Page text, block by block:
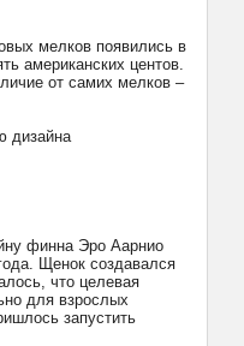
мелков появились в
американских центов.
от самих мелков –
финна Эро Аарнио
Щенок создавался
что целевая
для взрослых
запустить